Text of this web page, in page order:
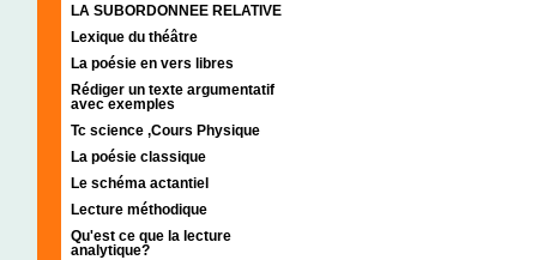
LA SUBORDONNEE RELATIVE
Lexique du théâtre
La poésie en vers libres
Rédiger un texte argumentatif
avec exemples
Tc science ,Cours Physique
La poésie classique
Le schéma actantiel
Lecture méthodique
Qu'est ce que la lecture
analytique?